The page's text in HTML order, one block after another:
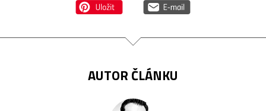
AUTOR ČLÁNKU